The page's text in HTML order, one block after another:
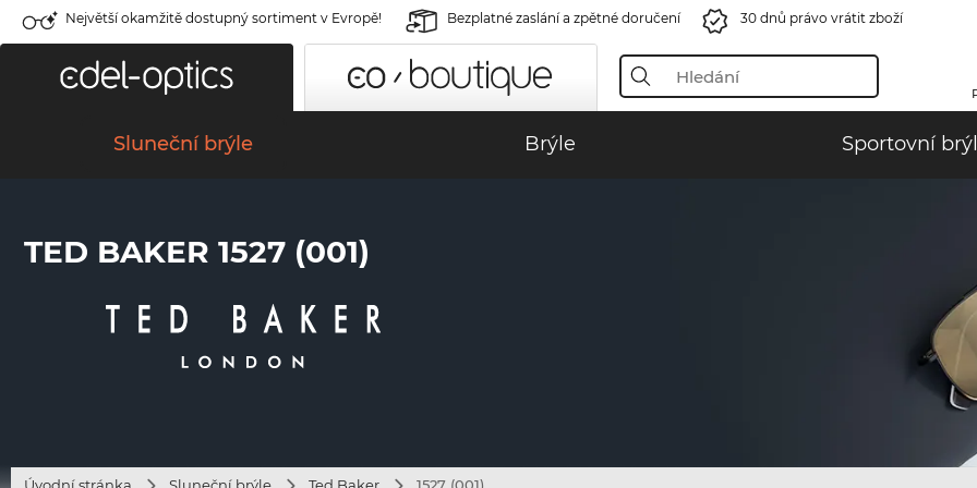
Největší okamžitě dostupný sortiment v Evropě! Bezplatné zaslání a zpětné doručení 30 dnů právo vrátit zboží
Sluneční brýle Brýle Sportovní
TED BAKER 1527 (001)